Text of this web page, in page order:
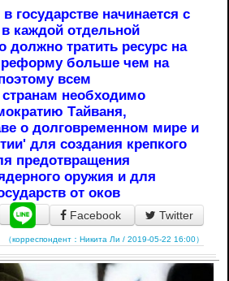
государстве начинается с
каждой отдельной
должно тратить ресурс на
реформу больше чем на
всем
необходимо
Тайваня,
о долговременном мире и
для создания крепкого
предотвращения
оружия и для
от оков
Facebook
Twitter
（корреспондент：Никита Ли / 2019-05-22 16:00）